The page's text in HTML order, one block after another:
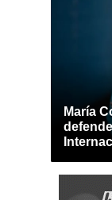
María